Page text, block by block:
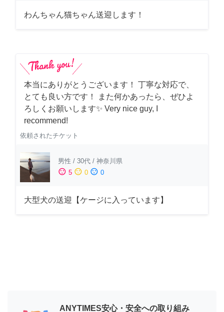
わんちゃん猫ちゃん送迎します！
本当にありがとうございます！ 丁寧な対応で、
とても良い方です！ また何かあったら、ぜひよ
ろしくお願いします✨ Very nice guy, I
recommend!
依頼されたチケット
男性 / 30代 / 神奈川県
sentiment_satisfied 5 sentiment_neutral 0 sentiment_dissatisfied 0
大型犬の送迎【ケージに入っています】
ANYTIMES安心・安全への取り組み